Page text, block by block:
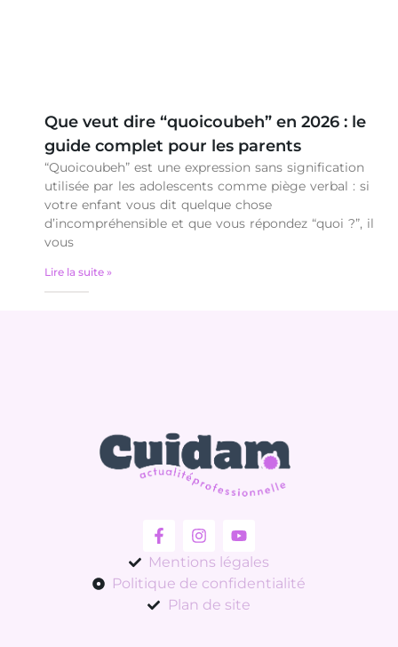
Que veut dire “quoicoubeh” en 2026 : le
guide complet pour les parents
“Quoicoubeh” est une expression sans signification
utilisée par les adolescents comme piège verbal : si
votre enfant vous dit quelque chose
d’incompréhensible et que vous répondez “quoi ?”, il
vous
Lire la suite »
Mentions légales
Politique de confidentialité
Plan de site